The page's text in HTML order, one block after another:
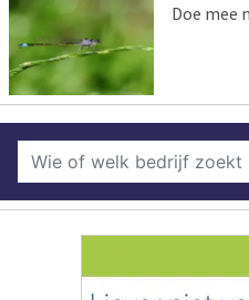
Doe mee